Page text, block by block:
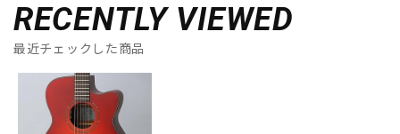
RECENTLY VIEWED
最近チェックした商品